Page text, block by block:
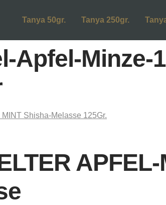
Tanya 50gr. Tanya 250gr.
Apfel-Minze-